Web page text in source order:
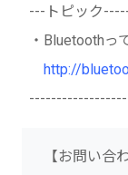
---トピック
・Bluetoothっ
http://
【お問い合